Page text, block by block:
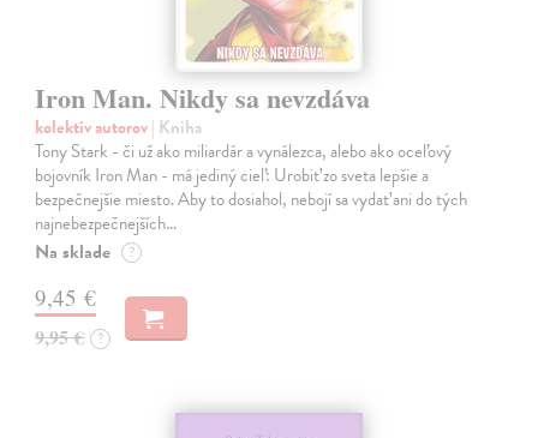
Iron Man. Nikdy sa nevzdáva
kolektív autorov| Kniha
Tony Stark - či už ako miliardár a vynálezca, alebo ako oceľový
bojovník Iron Man - má jediný cieľ: Urobiť zo sveta lepšie a
bezpečnejšie miesto. Aby to dosiahol, nebojí sa vydať ani do tých
najnebezpečnejších…
Na sklade ?
9,45 €
9,95 € ?